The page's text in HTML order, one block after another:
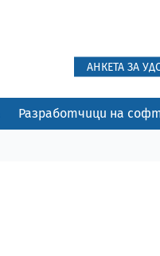
АНКЕТА ЗА
Разработчици на